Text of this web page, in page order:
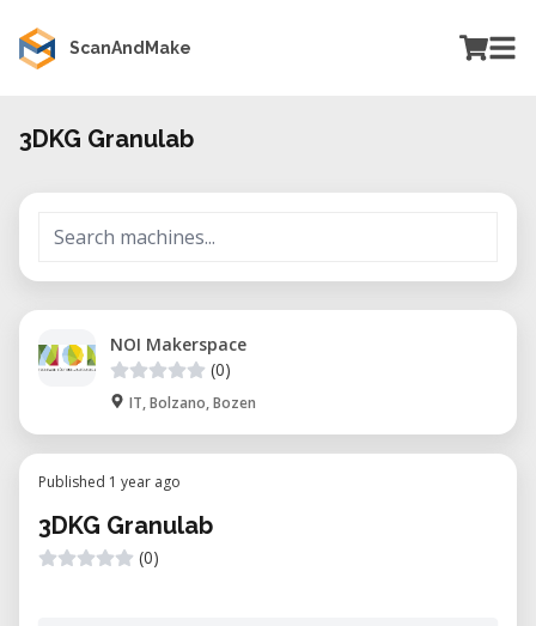
ScanAndMake
3DKG Granulab
NOI Makerspace
(0)
IT, Bolzano, Bozen
Published 1 year ago
3DKG Granulab
(0)